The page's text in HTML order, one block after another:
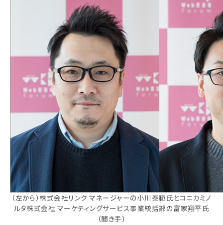
（左から）株式会社リンク マネージャーの小川泰範氏とコニカミノ
ルタ株式会社 マーケティングサービス事業統括部の富家翔平氏
（聞き手）